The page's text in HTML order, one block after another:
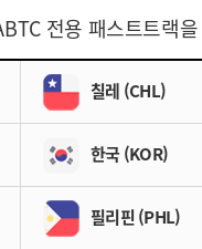
전용 패스트트랙
칠레 (CHL)
한국 (KOR)
필리핀 (PHL)